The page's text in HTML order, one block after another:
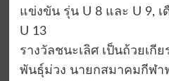
แข่งขัน รุ่น U 8 และ U 9, เ
U 13
รางวัลชนะเลิศ เป็นถ้วยเกี
พันธุ์ม่วง นายกสมาคมกีฬา